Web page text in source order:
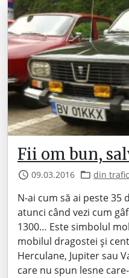
Fii om bun,
09.03.2016 din trafic
N-ai cum să ai peste 35
atunci când vezi cum
1300… Este simbolul
mobilul dragostei și
Herculane, Jupiter sau
care nu spun lesne